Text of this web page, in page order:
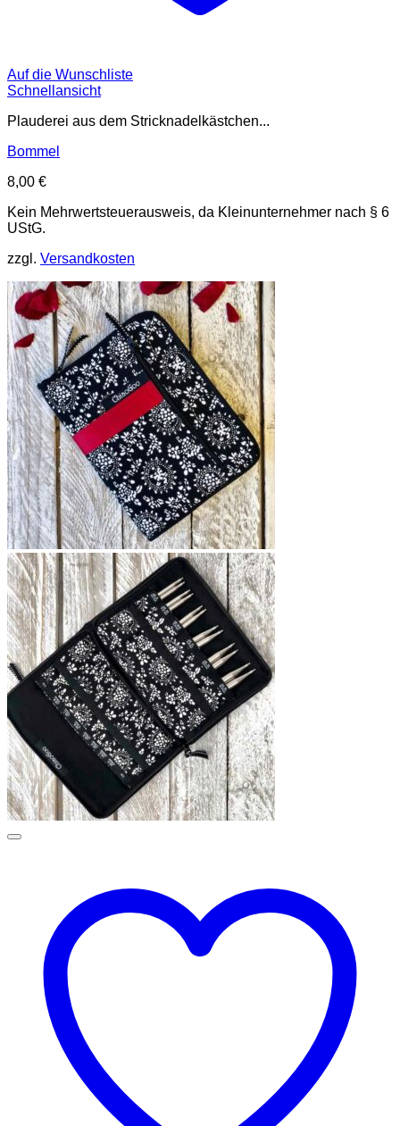
Auf die Wunschliste
Schnellansicht
Plauderei aus dem Stricknadelkästchen...
Bommel
8,00 €
Kein Mehrwertsteuerausweis, da Kleinunternehmer nach § 6
UStG.
zzgl. Versandkosten